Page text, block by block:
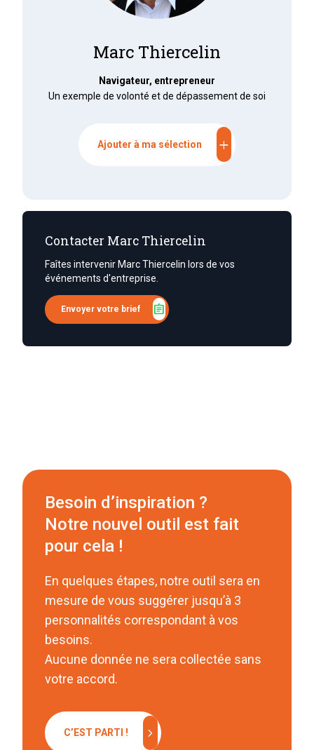
Marc Thiercelin
Navigateur, entrepreneur
Un exemple de volonté et de dépassement de soi
Ajouter à ma sélection add
Contacter Marc Thiercelin
Faîtes intervenir Marc Thiercelin lors de vos
événements d'entreprise.
Envoyer votre brief assignment
Besoin d’inspiration ?
Notre nouvel outil est fait
pour cela !
En quelques étapes, notre outil sera en
mesure de vous suggérer jusqu’à 3
personnalités correspondant à vos
besoins.
Aucune donnée ne sera collectée sans
votre accord.
C’EST PARTI ! chevron_right